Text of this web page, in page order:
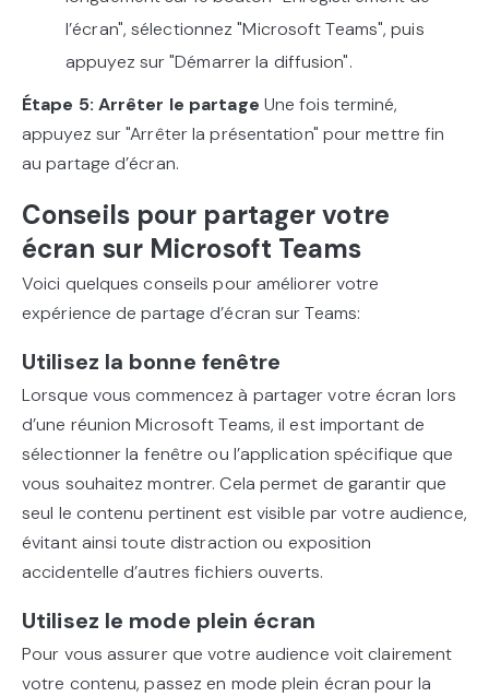
l’écran", sélectionnez "Microsoft Teams", puis
appuyez sur "Démarrer la diffusion".
Étape 5: Arrêter le partage Une fois terminé,
appuyez sur "Arrêter la présentation" pour mettre fin
au partage d’écran.
Conseils pour partager votre
écran sur Microsoft Teams
Voici quelques conseils pour améliorer votre
expérience de partage d’écran sur Teams:
Utilisez la bonne fenêtre
Lorsque vous commencez à partager votre écran lors
d’une réunion Microsoft Teams, il est important de
sélectionner la fenêtre ou l’application spécifique que
vous souhaitez montrer. Cela permet de garantir que
seul le contenu pertinent est visible par votre audience,
évitant ainsi toute distraction ou exposition
accidentelle d’autres fichiers ouverts.
Utilisez le mode plein écran
Pour vous assurer que votre audience voit clairement
votre contenu, passez en mode plein écran pour la